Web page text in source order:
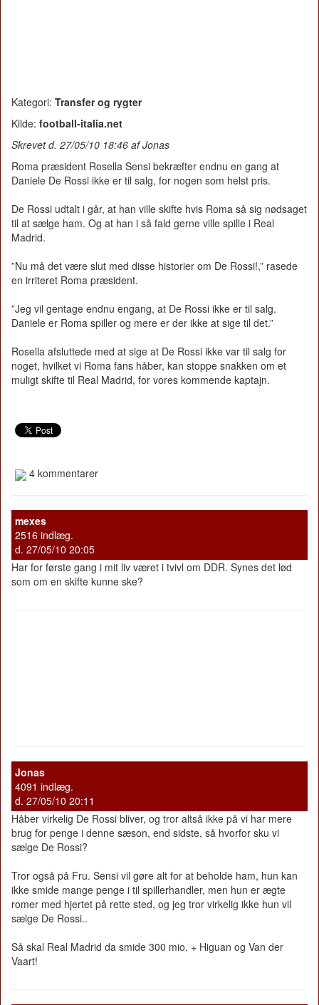
Kategori: Transfer og rygter
Kilde: football-italia.net
Skrevet d. 27/05/10 18:46 af Jonas
Roma præsident Rosella Sensi bekræfter endnu en gang at
Daniele De Rossi ikke er til salg, for nogen som helst pris.
De Rossi udtalt i går, at han ville skifte hvis Roma så sig nødsaget
til at sælge ham. Og at han i så fald gerne ville spille i Real
Madrid.
”Nu må det være slut med disse historier om De Rossi!,” rasede
en irriteret Roma præsident.
”Jeg vil gentage endnu engang, at De Rossi ikke er til salg.
Daniele er Roma spiller og mere er der ikke at sige til det.”
Rosella afsluttede med at sige at De Rossi ikke var til salg for
noget, hvilket vi Roma fans håber, kan stoppe snakken om et
muligt skifte til Real Madrid, for vores kommende kaptajn.
4 kommentarer
mexes
2516 indlæg.
d. 27/05/10 20:05
Har for første gang i mit liv været i tvivl om DDR. Synes det lød
som om en skifte kunne ske?
Jonas
4091 indlæg.
d. 27/05/10 20:11
Håber virkelig De Rossi bliver, og tror altså ikke på vi har mere
brug for penge i denne sæson, end sidste, så hvorfor sku vi
sælge De Rossi?
Tror også på Fru. Sensi vil gøre alt for at beholde ham, hun kan
ikke smide mange penge i til spillerhandler, men hun er ægte
romer med hjertet på rette sted, og jeg tror virkelig ikke hun vil
sælge De Rossi..
Så skal Real Madrid da smide 300 mio. + Higuan og Van der
Vaart!